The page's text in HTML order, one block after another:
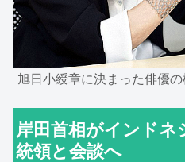
旭日小綬章に決まった俳優
岸田首相がインド
統領と会談へ